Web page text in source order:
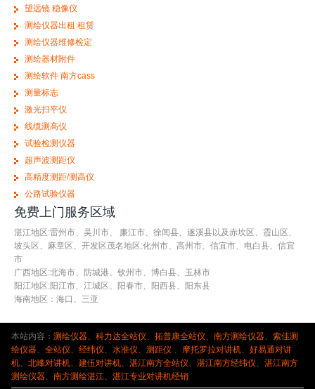
望远镜 稳像仪
测绘仪器出租 租赁
测绘仪器维修检定
测绘器材附件
测绘软件 南方cass
测量标志
激光扫平仪
线缆测高仪
试验检测仪器
超声波测距仪
高精度测距/测高仪
公路试验仪器
免费上门服务区域
湛江地区:雷州市、吴川市、 廉江市、徐闻县、遂溪县以及赤坎区、霞山区、
坡头区、麻章区、开发区茂名地区:化州市、高州市、信宜市、电白县、信宜
市
广西地区:北海市、防城港、钦州市、博白县、玉林市
阳江地区:阳江市、江城区、阳春市、阳西县、阳东县
海南地区：海口、三亚
本站内容： 测绘仪器、 科力达全站仪 拓普康全站仪 南方测绘仪器、 索佳测
绘仪器、 全站仪 经纬仪 水准仪 测距仪 摩托罗拉对讲机、 好易通对讲
机、 北峰对讲机、 建伍对讲机、 湛江南方全站仪 湛江南方经纬仪
湛江南方
测绘仪器、 南方测绘湛江 湛江专业对讲机经销